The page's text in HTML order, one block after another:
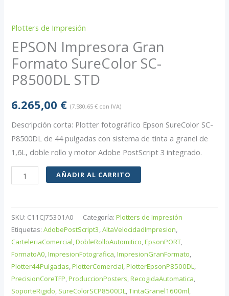
Plotters de Impresión
EPSON Impresora Gran
Formato SureColor SC-
P8500DL STD
6.265,00 € (7.580,65€ con IVA)
Descripción corta: Plotter fotográfico Epson SureColor SC-
P8500DL de 44 pulgadas con sistema de tinta a granel de
1,6L, doble rollo y motor Adobe PostScript 3 integrado.
EPSON
Impresora
Formato
SureColor
SC-
P8500DL
STD
cantidad
AÑADIR AL CARRITO
SKU: C11CJ75301A0 Categoría:Plotters de Impresión
Etiquetas:AdobePostScript3,AltaVelocidadImpresion,
CarteleriaComercial,DobleRolloAutomitico,EpsonPORT,
FormatoA0,ImpresionFotografica,ImpresionGranFormato,
Plotter44Pulgadas,PlotterComercial,PlotterEpsonP8500DL,
PrecisionCoreTFP,ProduccionPosters,RecogidaAutomatica,
SoporteRigido, SureColorSCP8500DL,TintaGranel1600ml,